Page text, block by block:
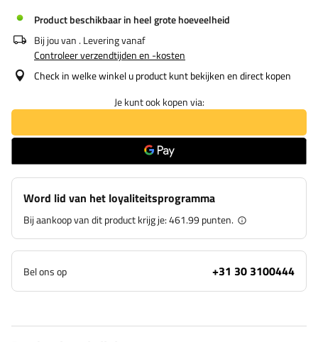
Product beschikbaar in heel grote hoeveelheid
Bij jou van . Levering vanaf
Controleer verzendtijden en -kosten
Check in welke winkel u product kunt bekijken en direct kopen
Je kunt ook kopen via:
Word lid van het loyaliteitsprogramma
Bij aankoop van dit product krijg je:461.99 punten.
Bel ons op +31 30 3100444